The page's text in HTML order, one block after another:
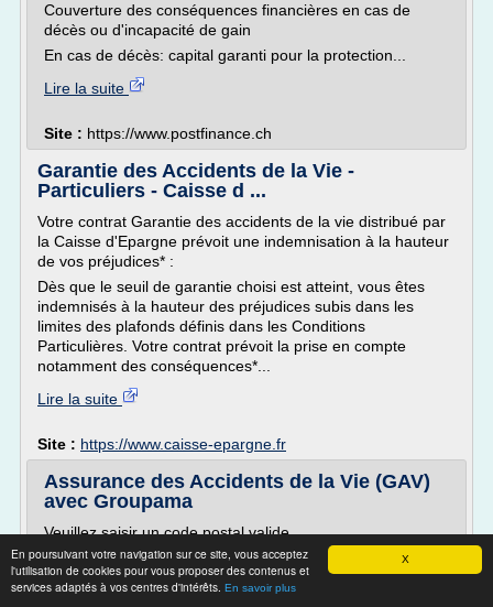
X
En poursuivant votre navigation sur ce site, vous acceptez
l'utilisation de cookies pour vous proposer des contenus et
services adaptés à vos centres d'intérêts. En savoir plus
Couverture des conséquences financières en cas de
décès ou d'incapacité de gain
En cas de décès: capital garanti pour la protection...
Lire la suite
Site : https://www.postfinance.ch
Garantie des Accidents de la Vie -
Particuliers - Caisse d ...
Votre contrat Garantie des accidents de la vie distribué par
la Caisse d'Epargne prévoit une indemnisation à la hauteur
de vos préjudices* :
Dès que le seuil de garantie choisi est atteint, vous êtes
indemnisés à la hauteur des préjudices subis dans les
limites des plafonds définis dans les Conditions
Particulières. Votre contrat prévoit la prise en compte
notamment des conséquences*...
Lire la suite
Site : https://www.caisse-epargne.fr
Assurance des Accidents de la Vie (GAV)
avec Groupama
Veuillez saisir un code postal valide.
Chaque année, 11 millions de personnes sont victimes